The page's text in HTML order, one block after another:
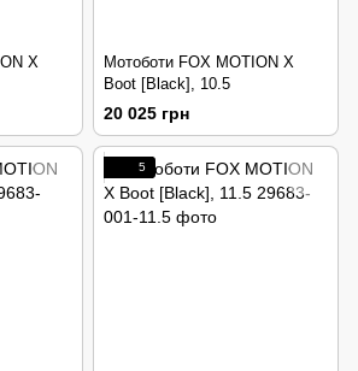
X
Мотоботи FOX MOTION X
Boot [Black], 10.5
20 025 грн
5